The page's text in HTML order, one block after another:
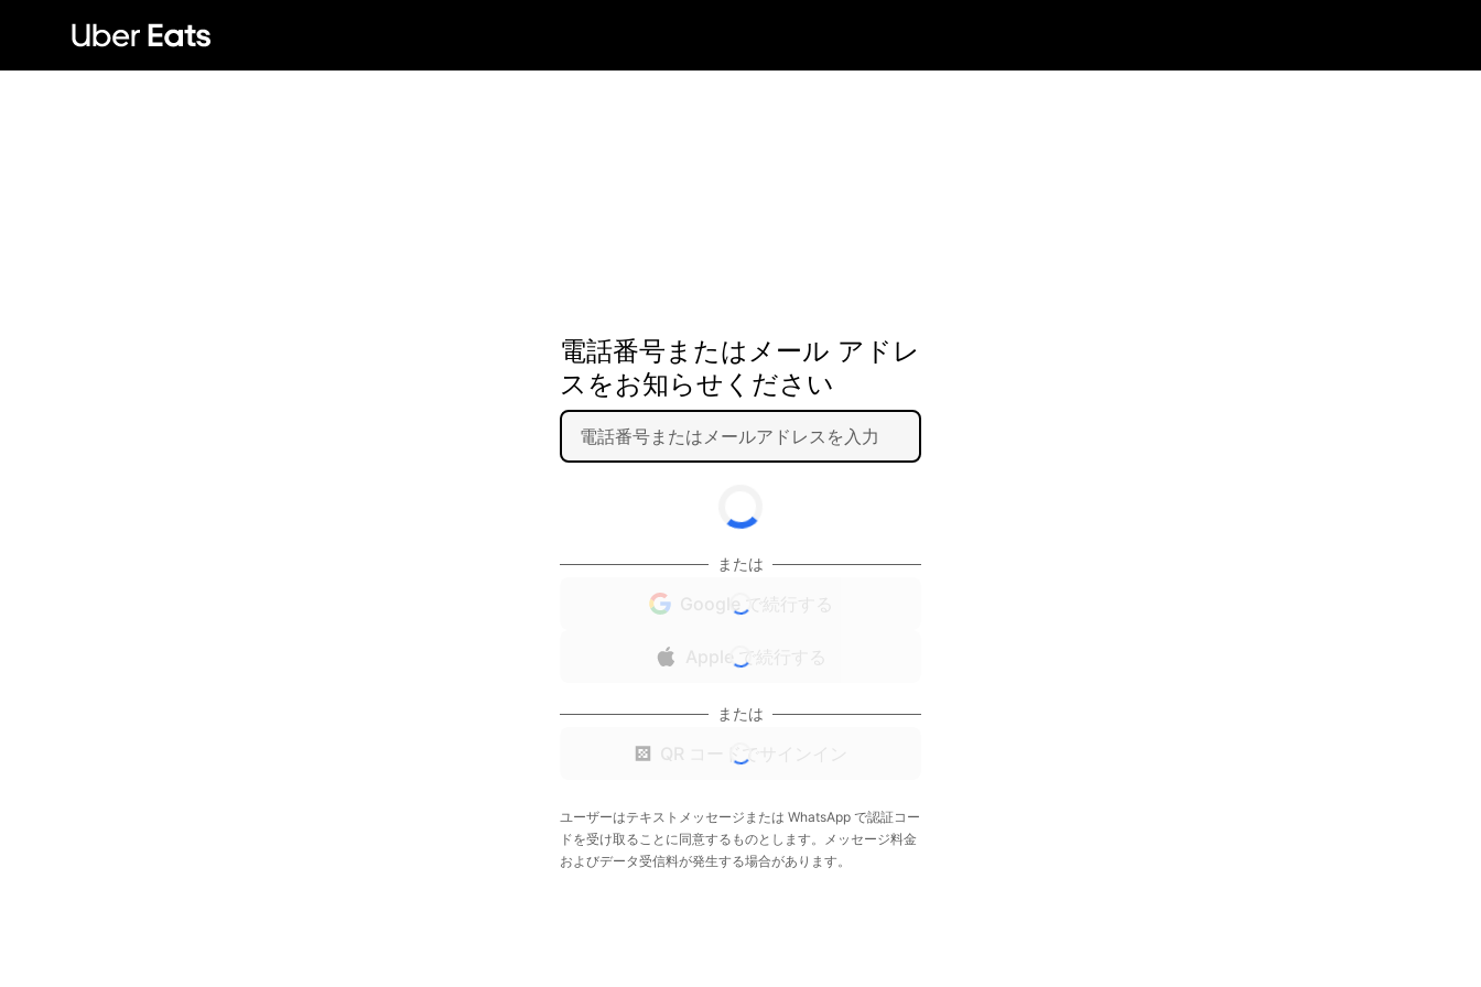
電話番号またはメール アドレ
スをお知らせください
または
Google で続行する
Apple で続行する
または
QR コードでサインイン
ユーザーはテキストメッセージまたは WhatsApp で認証コー
ドを受け取ることに同意するものとします。メッセージ料金
およびデータ受信料が発生する場合があります。